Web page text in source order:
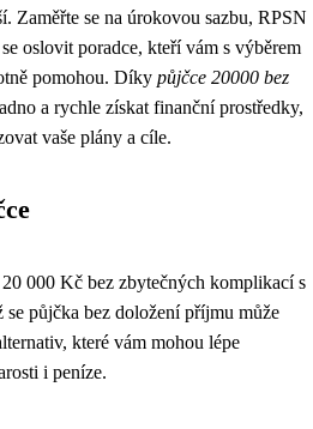
Zaměřte se na úrokovou sazbu, RPSN
oslovit poradce, kteří vám s výběrem
pomohou. Díky půjčce 20000 bez
a rychle získat finanční prostředky,
vaše plány a cíle.
000 Kč bez zbytečných komplikací s
půjčka bez doložení příjmu může
které vám mohou lépe
i peníze.